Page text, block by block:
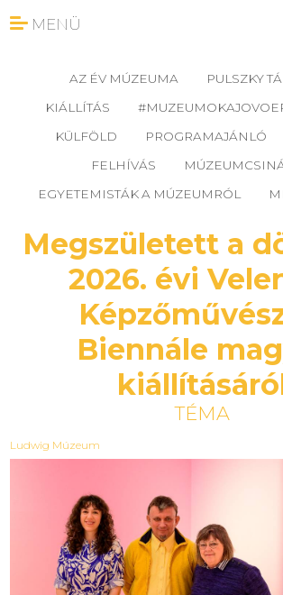
MENÜ
AZ ÉV MÚZEUMA
PULSZKY
KIÁLLÍTÁS
KÜLFÖLD
PROGRAMAJÁNLÓ
FELHÍVÁS
EGYETEMISTÁK A MÚZEUMRÓL
Megszületett a
2026. évi
Biennále
TÉMA
Ludwig Múzeum